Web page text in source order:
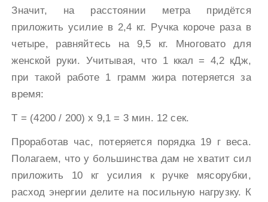
Значит, на расстоянии метра придётся
приложить усилие в 2,4 кг. Ручка короче раза в
четыре, равняйтесь на 9,5 кг. Многовато для
женской руки. Учитывая, что 1 ккал = 4,2 кДж,
при такой работе 1 грамм жира потеряется за
время:
Т = (4200 / 200) х 9,1 = 3 мин. 12 сек.
Проработав час, потеряется порядка 19 г веса.
Полагаем, что у большинства дам не хватит сил
приложить 10 кг усилия к ручке мясорубки,
расход энергии делите на посильную нагрузку. К